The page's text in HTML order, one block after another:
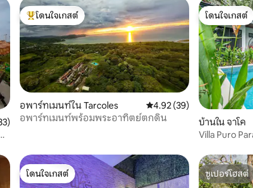
ฉลี่ย 5.0 จาก 5, 33 รีวิว
โดนใจเกสต์ที่สุด
โดนใจเกสต์
อพาร์ทเมนท์ใน Tarcoles คะแนนเฉลี่ย 4.92 จาก 5,
4.92 (39)
อพาร์ทเมนท์พร้อมพระอาทิตย์ตกดิน
โดนใจเกสต์
โดนใจเกสต์
บ้านใน จาโค
Villa Puro
โดนใจเกสต์
โดนใจเกสต์
ซูเปอร์โฮสต์
ซูเปอร์โฮสต์